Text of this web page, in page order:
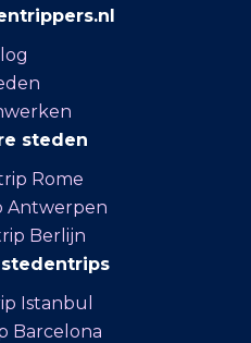
steden
Rome
Antwerpen
Berlijn
Istanbul
Barcelona